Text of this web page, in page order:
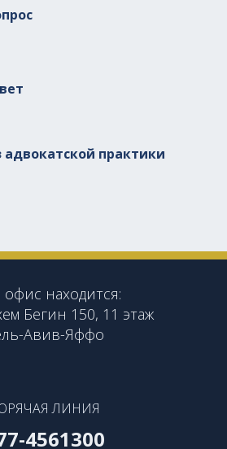
адвокатской практики
находится:
Бегин 150, 11 этаж
Авив-Яффо
ЛИНИЯ
4561300